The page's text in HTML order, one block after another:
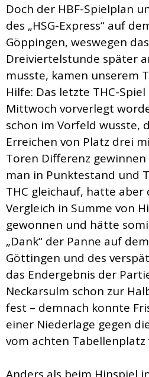
Doch der HBF-Spielplan
des „HSG-Express“ auf
Göppingen, weswegen
Dreiviertelstunde später
musste, kamen unserem
Hilfe: Das letzte THC-
Mittwoch vorverlegt
schon im Vorfeld wusste,
Erreichen von Platz drei
Toren Differenz
man in Punktestand und
THC gleichauf, hatte
Vergleich in Summe von
gewonnen und hätte
„Dank“ der Panne auf
Göttingen und des
das Endergebnis der
Neckarsulm schon zur
fest – demnach konnte
einer Niederlage gegen
vom achten